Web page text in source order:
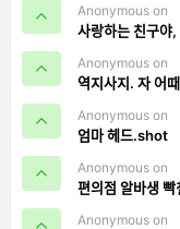
Anonymous on
사랑하는
Anonymous on
역지사지. 자
Anonymous on
엄마 헤드.shot
Anonymous on
편의점 알바생
Anonymous on